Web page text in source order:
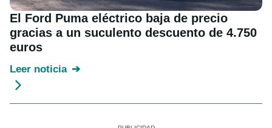
El Ford Puma eléctrico baja de precio
gracias a un suculento descuento de 4.750
euros
Leer noticia